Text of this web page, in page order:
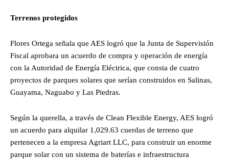
Terrenos protegidos
Flores Ortega señala que AES logró que la Junta de Supervisión
Fiscal aprobara un acuerdo de compra y operación de energía
con la Autoridad de Energía Eléctrica, que consta de cuatro
proyectos de parques solares que serían construidos en Salinas,
Guayama, Naguabo y Las Piedras.
Según la querella, a través de Clean Flexible Energy, AES logró
un acuerdo para alquilar 1,029.63 cuerdas de terreno que
pertenecen a la empresa Agriart LLC, para construir un enorme
parque solar con un sistema de baterías e infraestructura